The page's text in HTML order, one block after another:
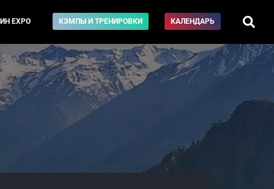
EXPO КЭМПЫ И ТРЕНИРОВКИ КАЛЕНДАРЬ